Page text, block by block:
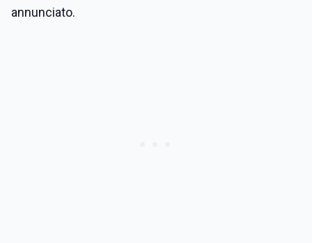
annunciato.